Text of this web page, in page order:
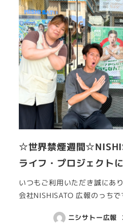
☆世界禁煙週間
ライフ・プロジェクト
いつもご利用いただき誠にあ
会社NISHISATO 広報のっちで
ニシサトー広報